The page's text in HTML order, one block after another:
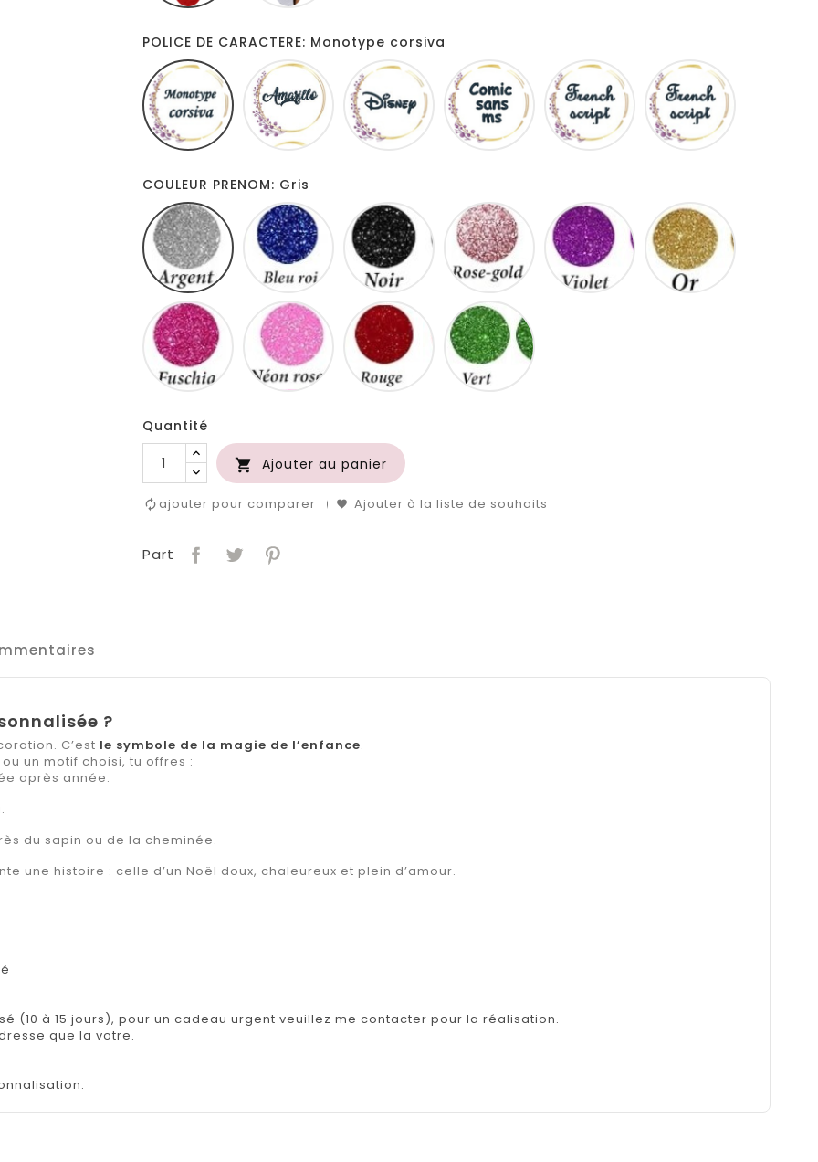
POLICE DE CARACTERE: Monotype corsiva
Monotype
corsiva
Amarillo Disney
Comic
sans
ms
French
script
COULEUR PRENOM: Gris
Bleu
Rose
gold
Violet
Fuschia
Neon
rose
Rouge
Quantité
 Ajouter au panier
ajouter pour comparer Ajouter à la liste de souhaits
Part
?
C’est le symbole de la magie de l’enfance.
un motif choisi, tu offres :
après année.
du sapin ou de la cheminée.
une histoire : celle d’un Noël doux, chaleureux et plein d’amour.
(10 à 15 jours), pour un cadeau urgent veuillez me contacter pour la réalisation.
que la votre.